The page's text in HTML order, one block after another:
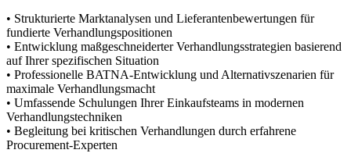
• Strukturierte Marktanalysen und Lieferantenbewertungen für
fundierte Verhandlungspositionen
• Entwicklung maßgeschneiderter Verhandlungsstrategien basierend
auf Ihrer spezifischen Situation
• Professionelle BATNA-Entwicklung und Alternativszenarien für
maximale Verhandlungsmacht
• Umfassende Schulungen Ihrer Einkaufsteams in modernen
Verhandlungstechniken
• Begleitung bei kritischen Verhandlungen durch erfahrene
Procurement-Experten